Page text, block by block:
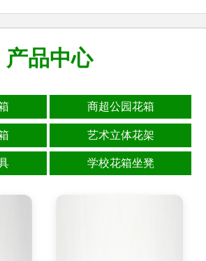
产品中心
商超公园花箱
艺术立体花架
学校花箱坐凳